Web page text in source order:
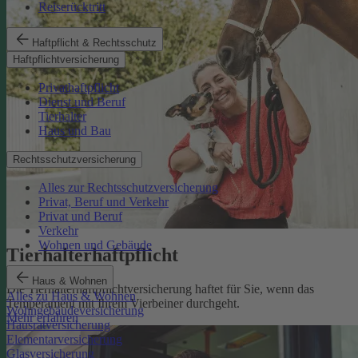
Reiserücktritt
Haftpflicht & Rechtsschutz
Haftpflichtversicherung
Privathaftpflicht
Dienst und Beruf
Tierhalter
Haus und Bau
Rechtsschutzversicherung
Alles zur Rechtsschutzversicherung
Privat, Beruf und Verkehr
Privat und Beruf
Verkehr
Wohnen und Gebäude
Haus & Wohnen
Alles zu Haus & Wohnen
Wohngebäudeversicherung
Hausratversicherung
Elementarversicherung
Glasversicherung
Tierhalterhaftpflicht
Die Tierhalterhaftpflichtversicherung haftet für Sie, wenn das
Temperament mit Ihrem Vierbeiner durchgeht.
Mehr erfahren